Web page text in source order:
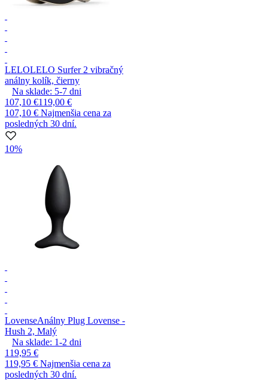
LELOLELO Surfer 2 vibračný
análny kolík, čierny
Na sklade: 5-7 dni
107,10 €119,00 €
107,10 € Najmenšia cena za
posledných 30 dní.
10%
LovenseAnálny Plug Lovense -
Hush 2, Malý
Na sklade: 1-2 dni
119,95 €
119,95 € Najmenšia cena za
posledných 30 dní.